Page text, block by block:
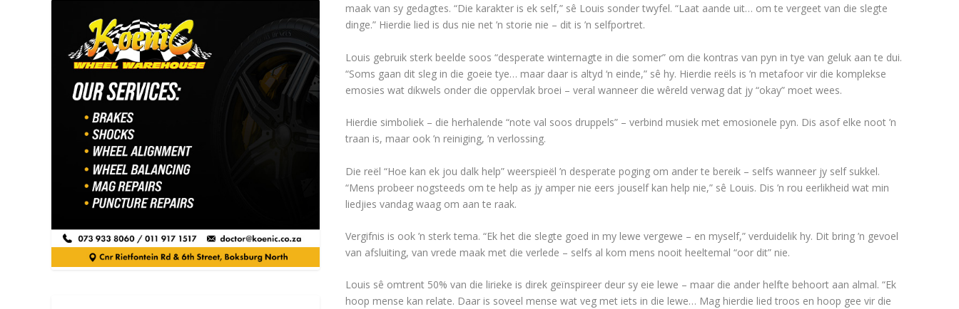
maak van sy gedagtes. “Die karakter is ek self,” sê Louis sonder twyfel. “Laat aande uit… om te vergeet van die slegte
dinge.” Hierdie lied is dus nie net ’n storie nie – dit is ’n selfportret.
Louis gebruik sterk beelde soos “desperate winternagte in die somer” om die kontras van pyn in tye van geluk aan te dui.
“Soms gaan dit sleg in die goeie tye… maar daar is altyd ‘n einde,” sê hy. Hierdie reëls is ’n metafoor vir die komplekse
emosies wat dikwels onder die oppervlak broei – veral wanneer die wêreld verwag dat jy “okay” moet wees.
Hierdie simboliek – die herhalende “note val soos druppels” – verbind musiek met emosionele pyn. Dis asof elke noot ’n
traan is, maar ook ’n reiniging, ’n verlossing.
Die reël “Hoe kan ek jou dalk help” weerspieël ’n desperate poging om ander te bereik – selfs wanneer jy self sukkel.
“Mens probeer nogsteeds om te help as jy amper nie eers jouself kan help nie,” sê Louis. Dis ’n rou eerlikheid wat min
liedjies vandag waag om aan te raak.
Vergifnis is ook ’n sterk tema. “Ek het die slegte goed in my lewe vergewe – en myself,” verduidelik hy. Dit bring ’n gevoel
van afsluiting, van vrede maak met die verlede – selfs al kom mens nooit heeltemal “oor dit” nie.
Louis sê omtrent 50% van die lirieke is direk geïnspireer deur sy eie lewe – maar die ander helfte behoort aan almal. “Ek
hoop mense kan relate. Daar is soveel mense wat veg met iets in die lewe… Mag hierdie lied troos en hoop gee vir die